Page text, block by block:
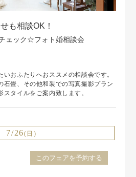
も相談OK！
ェック☆フォト婚相談会
おふたりへおススメの相談会です。
石畳、その他和装での写真撮影プラン
スタイルをご案内致します。
7/26(日)
このフェアを予約する